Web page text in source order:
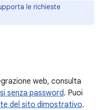
le richieste
web, consulta
senza password. Puoi
del sito dimostrativo.